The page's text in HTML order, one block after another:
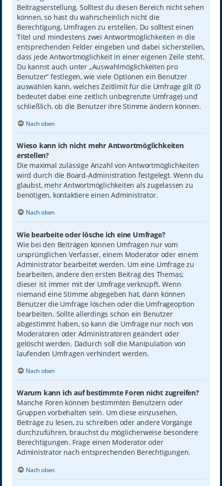
Beitragserstellung. Solltest du diesen Bereich nicht sehen
können, so hast du wahrscheinlich nicht die
Berechtigung, Umfragen zu erstellen. Du solltest einen
Titel und mindestens zwei Antwortmöglichkeiten in die
entsprechenden Felder eingeben und dabei sicherstellen,
dass jede Antwortmöglichkeit in einer eigenen Zeile steht.
Du kannst auch unter „Auswahlmöglichkeiten pro
Benutzer“ festlegen, wie viele Optionen ein Benutzer
auswählen kann, welches Zeitlimit für die Umfrage gilt (0
bedeutet dabei eine zeitlich unbegrenzte Umfrage) und
schließlich, ob die Benutzer ihre Stimme ändern können.
Nach oben
Wieso kann ich nicht mehr Antwortmöglichkeiten
erstellen?
Die maximal zulässige Anzahl von Antwortmöglichkeiten
wird durch die Board-Administration festgelegt. Wenn du
glaubst, mehr Antwortmöglichkeiten als zugelassen zu
benötigen, kontaktiere einen Administrator.
Nach oben
Wie bearbeite oder lösche ich eine Umfrage?
Wie bei den Beiträgen können Umfragen nur vom
ursprünglichen Verfasser, einem Moderator oder einem
Administrator bearbeitet werden. Um eine Umfrage zu
bearbeiten, ändere den ersten Beitrag des Themas;
dieser ist immer mit der Umfrage verknüpft. Wenn
niemand eine Stimme abgegeben hat, dann können
Benutzer die Umfrage löschen oder die Umfrageoption
bearbeiten. Sollte allerdings schon ein Benutzer
abgestimmt haben, so kann die Umfrage nur noch von
Moderatoren oder Administratoren geändert oder
gelöscht werden. Dadurch soll die Manipulation von
laufenden Umfragen verhindert werden.
Nach oben
Warum kann ich auf bestimmte Foren nicht zugreifen?
Manche Foren können bestimmten Benutzern oder
Gruppen vorbehalten sein. Um diese einzusehen,
Beiträge zu lesen, zu schreiben oder andere Vorgänge
durchzuführen, brauchst du möglicherweise besondere
Berechtigungen. Frage einen Moderator oder
Administrator nach entsprechenden Berechtigungen.
Nach oben